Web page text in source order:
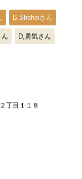
B,Shoheiさん
ん D,勇気さん
丁目１１８